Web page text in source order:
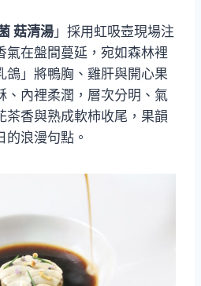
菇清湯 」採用虹吸壺現場注
氣在盤間蔓延，宛如森林裡
鴿」將鴨胸、雞肝與開心果
、內裡柔潤，層次分明、氣
茶香與熟成軟柿收尾，果韻
浪漫句點。